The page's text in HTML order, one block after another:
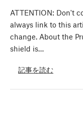
ATTENTION: Don't
always link to this
change. About the
shield is…
記事を読む